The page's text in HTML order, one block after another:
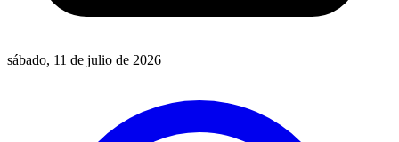
sábado, 11 de julio de 2026